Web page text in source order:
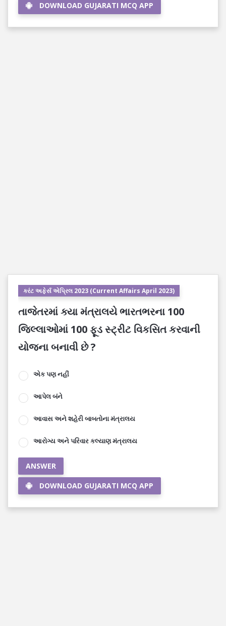
DOWNLOAD GUJARATI MCQ APP
કરંટ અફેર્સ એપ્રિલ 2023 (Current Affairs April 2023)
તાજેતરમાં ક્યા મંત્રાલયે ભારતભરના 100
જિલ્લાઓમાં 100 ફૂડ સ્ટ્રીટ વિકસિત કરવાની
યોજના બનાવી છે ?
એક પણ નહીં
આપેલ બંને
આવાસ અને શહેરી બાબતોના મંત્રાલય
આરોગ્ય અને પરિવાર કલ્યાણ મંત્રાલય
ANSWER
DOWNLOAD GUJARATI MCQ APP